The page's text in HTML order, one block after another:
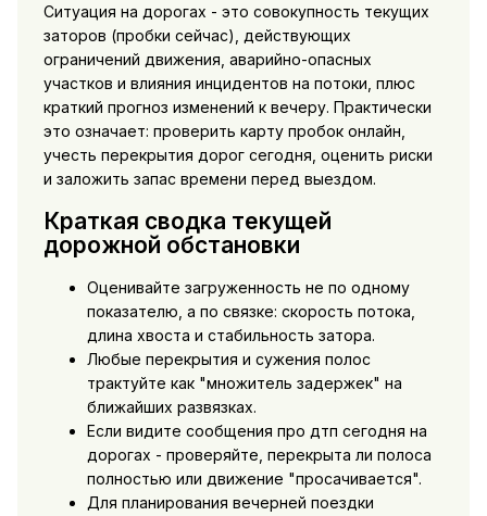
Ситуация на дорогах - это совокупность текущих
заторов (пробки сейчас), действующих
ограничений движения, аварийно-опасных
участков и влияния инцидентов на потоки, плюс
краткий прогноз изменений к вечеру. Практически
это означает: проверить карту пробок онлайн,
учесть перекрытия дорог сегодня, оценить риски
и заложить запас времени перед выездом.
Краткая сводка текущей
дорожной обстановки
Оценивайте загруженность не по одному
показателю, а по связке: скорость потока,
длина хвоста и стабильность затора.
Любые перекрытия и сужения полос
трактуйте как "множитель задержек" на
ближайших развязках.
Если видите сообщения про дтп сегодня на
дорогах - проверяйте, перекрыта ли полоса
полностью или движение "просачивается".
Для планирования вечерней поездки